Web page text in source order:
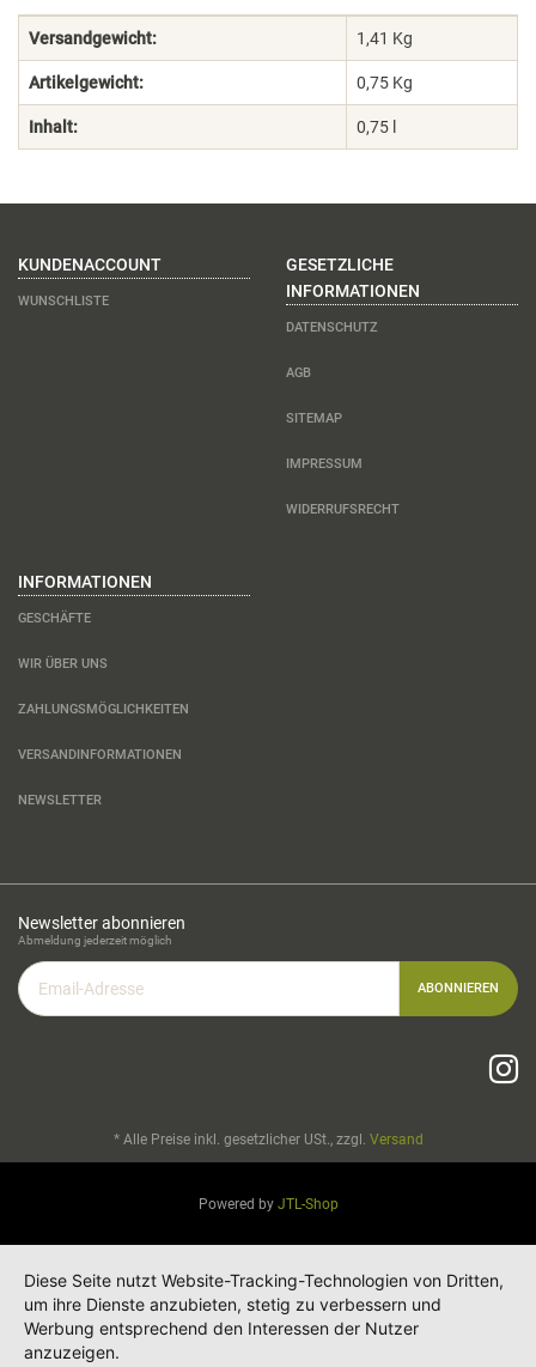
Versandgewicht: 1,41 Kg
Artikelgewicht: 0,75 Kg
Inhalt: 0,75 l
KUNDENACCOUNT
WUNSCHLISTE
GESETZLICHE
INFORMATIONEN
DATENSCHUTZ
AGB
SITEMAP
IMPRESSUM
WIDERRUFSRECHT
INFORMATIONEN
GESCHÄFTE
WIR ÜBER UNS
ZAHLUNGSMÖGLICHKEITEN
VERSANDINFORMATIONEN
NEWSLETTER
Newsletter abonnieren
Abmeldung jederzeit möglich
Email-
Adresse
ABONNIEREN
*Alle Preise inkl. gesetzlicher USt., zzgl. Versand
Powered by JTL-Shop
Diese Seite nutzt Website-Tracking-Technologien von Dritten,
um ihre Dienste anzubieten, stetig zu verbessern und
Werbung entsprechend den Interessen der Nutzer
anzuzeigen.